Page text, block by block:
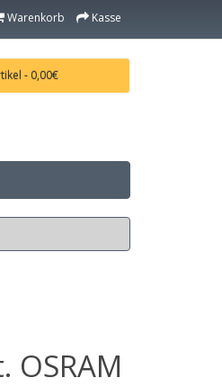
Warenkorb Kasse
- 0,00€
OSRAM